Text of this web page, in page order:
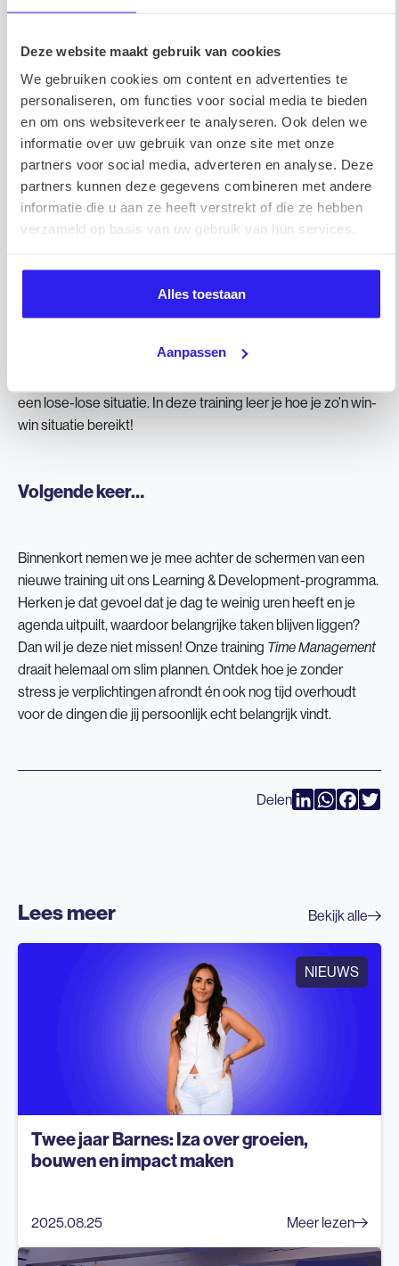
Deze website maakt gebruik van cookies
We gebruiken cookies om content en advertenties te
personaliseren, om functies voor social media te bieden
en om ons websiteverkeer te analyseren. Ook delen we
informatie over uw gebruik van onze site met onze
partners voor social media, adverteren en analyse. Deze
partners kunnen deze gegevens combineren met andere
informatie die u aan ze heeft verstrekt of die ze hebben
verzameld op basis van uw gebruik van hun services.
Alles toestaan
Aanpassen
hiervoor het perfecte profiel is. Wist je dat er verschillende
handige technieken zijn om teclosen ? Voorbeelden hiervan
zijn fear of loss, het ‘ja’-ritme, alternative closing, stress
testing en direct closing. Als je hier nieuwsgierig naar bent,
nodigen we je graag uit bij ons op kantoor 😉
Onderhandelen
Natuurlijk wil je bij onderhandeling zoveel mogelijk ruimte
creëren om de beste deal te maken. Maar wat is nou een
goede deal? Veel mensen denken dat een zo hoog
zo een lose-win of een win-lose is één van de partijen niet
een lose-lose situatie. In deze training leer je hoe je zo’n win-
win situatie bereikt!
Volgende keer…
Binnenkort nemen we je mee achter de schermen van een
nieuwe training uit ons Learning & Development-programma.
Herken je dat gevoel dat je dag te weinig uren heeft en je
agenda uitpuilt, waardoor belangrijke taken blijven liggen?
Dan wil je deze niet missen! Onze training Time Management
draait helemaal om slim plannen. Ontdek hoe je zonder
stress je verplichtingen afrondt én ook nog tijd overhoudt
voor de dingen die jij persoonlijk echt belangrijk vindt.
Delen LinkedInWhatsApp
Lees meer Bekijk alle
NIEUWS
Twee jaar Barnes: Iza over groeien,
bouwen en impact maken
2025.08.25 Meer lezen